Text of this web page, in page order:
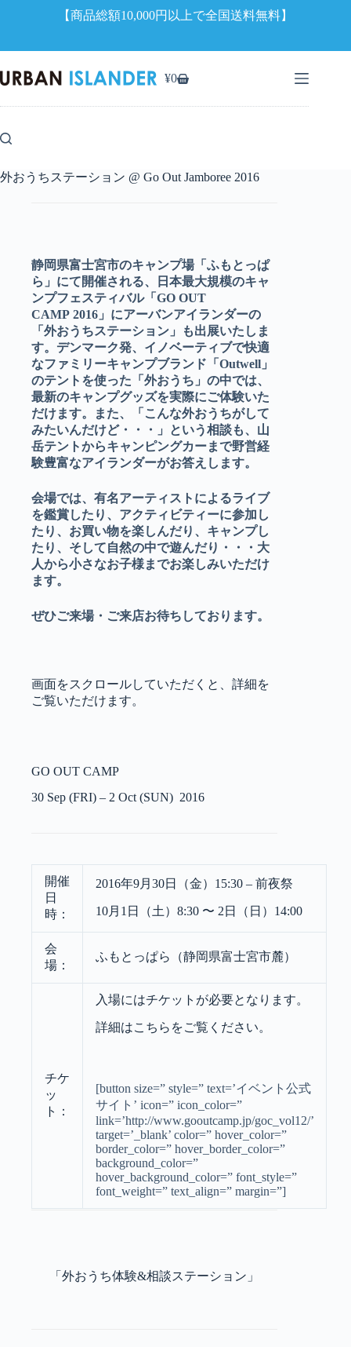
【商品総額10,000円以上で全国送料無料】
ン
ン
へ
キ
シ
カ
¥0
外おうちステーション @ Go Out Jamboree 2016
静岡県富士宮市のキャンプ場「ふもとっぱ
ら」にて開催される、日本最大規模のキャ
ンプフェスティバル「GO OUT
CAMP 2016」にアーバンアイランダーの
「外おうちステーション」も出展いたしま
す。デンマーク発、イノベーティブで快適
なファミリーキャンプブランド「Outwell」
のテントを使った「外おうち」の中では、
最新のキャンプグッズを実際にご体験いた
だけます。また、「こんな外おうちがして
みたいんだけど・・・」という相談も、山
岳テントからキャンピングカーまで野営経
験豊富なアイランダーがお答えします。
会場では、有名アーティストによるライブ
を鑑賞したり、アクティビティーに参加し
たり、お買い物を楽しんだり、キャンプし
たり、そして自然の中で遊んだり・・・大
人から小さなお子様までお楽しみいただけ
ます。
ぜひご来場・ご来店お待ちしております。
画面をスクロールしていただくと、詳細を
ご覧いただけます。
GO OUT CAMP
30 Sep (FRI) – 2 Oct (SUN) 2016
開催
日
時：
2016年9月30日（金）15:30 – 前夜祭
10月1日（土）8:30 〜 2日（日）14:00
会
場：
ふもとっぱら（静岡県富士宮市麓）
チケ
ッ
ト：
入場にはチケットが必要となります。
詳細はこちらをご覧ください。
[button size=” style=” text=’イベント公式
サイト’ icon=” icon_color=”
link=’http://www.gooutcamp.jp/goc_vol12/’
target=’_blank’ color=” hover_color=”
border_color=” hover_border_color=”
background_color=”
hover_background_color=” font_style=”
font_weight=” text_align=” margin=”]
「外おうち体験&相談ステーション」